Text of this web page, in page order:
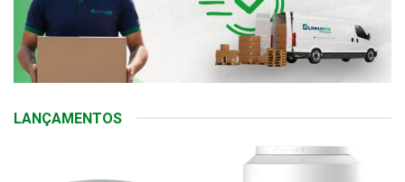
LANÇAMENTOS